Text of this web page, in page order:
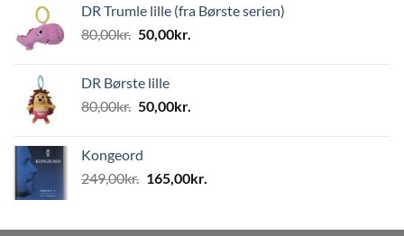
var:
499,00kr..
er:
DR Trumle lille (fra Børste serien)
80,00kr. Den
var:
80,00kr..
50,00kr.
50,00kr..
DR Børste lille
80,00kr. Den
var:
80,00kr..
50,00kr.
50,00kr..
Kongeord
249,00kr. Den
165,00kr.